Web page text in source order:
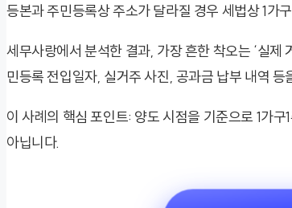
등본과 주민등록상 주소가 달라질 경우 세법상 1가
세무사랑에서 분석한 결과, 가장 흔한 착오는 ‘실제
민등록 전입일자, 실거주 사진, 공과금 납부 내역
이 사례의 핵심 포인트: 양도 시점을 기준으로 1가
아닙니다.